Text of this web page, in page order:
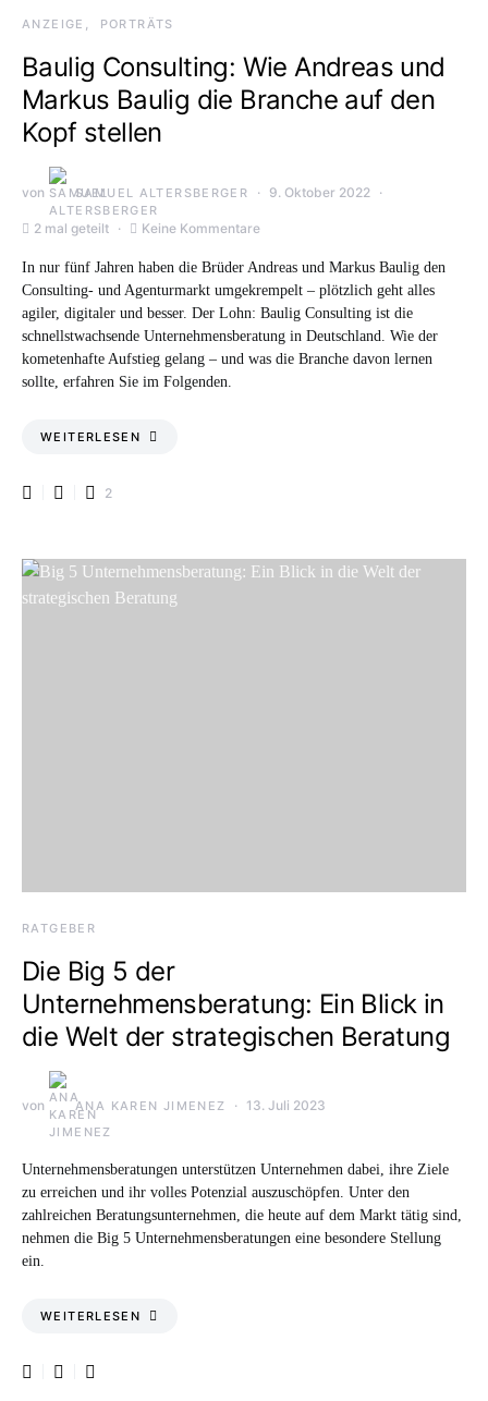
ANZEIGE PORTRÄTS
Baulig Consulting: Wie Andreas und
Markus Baulig die Branche auf den
Kopf stellen
von SAMUEL ALTERSBERGER 9. Oktober 2022
2 mal geteilt Keine Kommentare
In nur fünf Jahren haben die Brüder Andreas und Markus Baulig den
Consulting- und Agenturmarkt umgekrempelt – plötzlich geht alles
agiler, digitaler und besser. Der Lohn: Baulig Consulting ist die
schnellstwachsende Unternehmensberatung in Deutschland. Wie der
kometenhafte Aufstieg gelang – und was die Branche davon lernen
sollte, erfahren Sie im Folgenden.
WEITERLESEN
2
RATGEBER
Die Big 5 der
Unternehmensberatung: Ein Blick in
die Welt der strategischen Beratung
von ANA KAREN JIMENEZ 13. Juli 2023
Unternehmensberatungen unterstützen Unternehmen dabei, ihre Ziele
zu erreichen und ihr volles Potenzial auszuschöpfen. Unter den
zahlreichen Beratungsunternehmen, die heute auf dem Markt tätig sind,
nehmen die Big 5 Unternehmensberatungen eine besondere Stellung
ein.
WEITERLESEN